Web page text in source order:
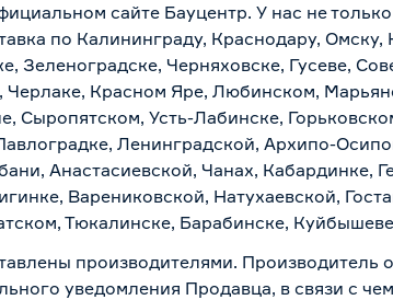
сайте Бауцентр. У нас не
по Калининграду, Краснодару,
Зеленоградске, Черняховске, Гусеве,
Красном Яре, Любинском,
Сыропятском, Усть-Лабинске,
Ленинградской, Архипо-
Анастасиевской, Чанах,
Варениковской, Натухаевской,
Тюкалинске, Барабинске,
производителями. Производитель
уведомления Продавца, в связи с